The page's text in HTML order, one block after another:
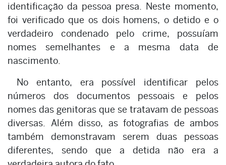
identificação da pessoa presa. Neste momento,
foi verificado que os dois homens, o detido e o
verdadeiro condenado pelo crime, possuíam
nomes semelhantes e a mesma data de
nascimento.
No entanto, era possível identificar pelos
números dos documentos pessoais e pelos
nomes das genitoras que se tratavam de pessoas
diversas. Além disso, as fotografias de ambos
também demonstravam serem duas pessoas
diferentes, sendo que a detida não era a